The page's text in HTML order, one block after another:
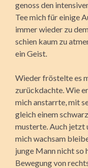
genoss den
Tee mich für einige
immer wieder zu
schien kaum zu
ein Geist.
Wieder fröstelte es
zurückdachte. Wie
mich anstarrte, mit
gleich einem
musterte. Auch jetzt
mich wachsam
junge Mann nicht so
Bewegung von